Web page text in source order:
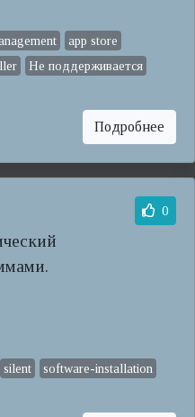
app store
Не поддерживается
Подробнее
0
silent
software-installation